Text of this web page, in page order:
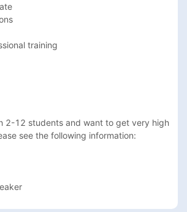
training
2-12 students and want to get very high
see the following information: